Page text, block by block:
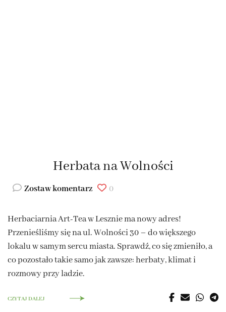
Herbata na Wolności
Zostaw komentarz 0
Herbaciarnia Art-Tea w Lesznie ma nowy adres!
Przenieśliśmy się na ul. Wolności 30 – do większego
lokalu w samym sercu miasta. Sprawdź, co się zmieniło, a
co pozostało takie samo jak zawsze: herbaty, klimat i
rozmowy przy ladzie.
CZYTAJ DALEJ